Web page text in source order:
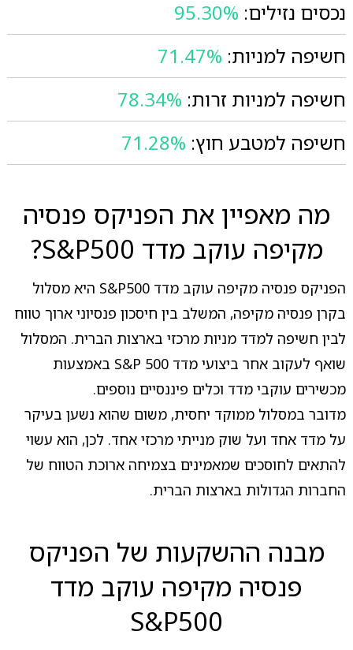
נכסים נזילים: 95.30%
חשיפה למניות: 71.47%
חשיפה למניות זרות: 78.34%
חשיפה למטבע חוץ: 71.28%
מה מאפיין את הפניקס פנסיה
מקיפה עוקב מדד S&P500?
הפניקס פנסיה מקיפה עוקב מדד S&P500 היא מסלול
בקרן פנסיה מקיפה, המשלב בין חיסכון פנסיוני ארוך טווח
לבין חשיפה למדד מניות מרכזי בארצות הברית. המסלול
שואף לעקוב אחר ביצועי מדד S&P 500 באמצעות
מכשירים עוקבי מדד וכלים פיננסיים נוספים.
מדובר במסלול ממוקד יחסית, משום שהוא נשען בעיקר
על מדד אחד ועל שוק מנייתי מרכזי אחד. לכן, הוא עשוי
להתאים לחוסכים שמאמינים בצמיחה ארוכת הטווח של
החברות הגדולות בארצות הברית.
מבנה ההשקעות של הפניקס
פנסיה מקיפה עוקב מדד
S&P500